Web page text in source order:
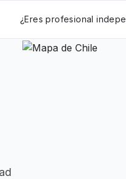
¿Eres profesional